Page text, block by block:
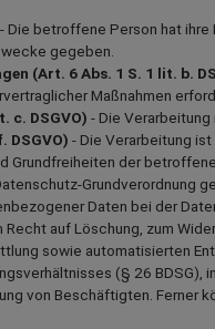
- Die betroffene Person hat
gegeben.
(Art. 6 Abs. 1 S. 1 lit. b.
Maßnahmen
c. DSGVO) - Die
DSGVO) - Die Verarbeitung
Grundfreiheiten der
Grundverordnung
Daten bei der
auf Löschung, zum
sowie automatisierten
(§ 26 BDSG),
von Beschäftigten. Ferner